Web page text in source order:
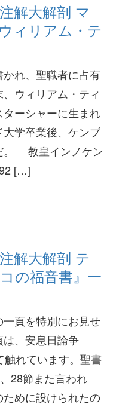
解大解剖 マ
ィリアム・テ
れ、聖職者に占有
ウィリアム・ティ
ーシャーに生まれ
学卒業後、ケンブ
。 教皇インノケン
[…]
解大解剖 テ
の福音書』一
一頁を特別にお見せ
は、安息日論争
触れています。聖書
28節また言われ
めに設けられたの